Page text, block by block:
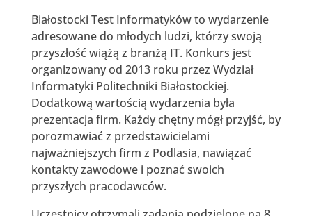
Białostocki Test Informatyków to wydarzenie
adresowane do młodych ludzi, którzy swoją
przyszłość wiążą z branżą IT. Konkurs jest
organizowany od 2013 roku przez Wydział
Informatyki Politechniki Białostockiej.
Dodatkową wartością wydarzenia była
prezentacja firm. Każdy chętny mógł przyjść, by
porozmawiać z przedstawicielami
najważniejszych firm z Podlasia, nawiązać
kontakty zawodowe i poznać swoich
przyszłych pracodawców.